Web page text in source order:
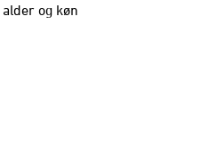
og køn
og køn
(foreløbig opgørelse)